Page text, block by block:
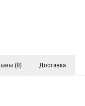
(0) Доставка